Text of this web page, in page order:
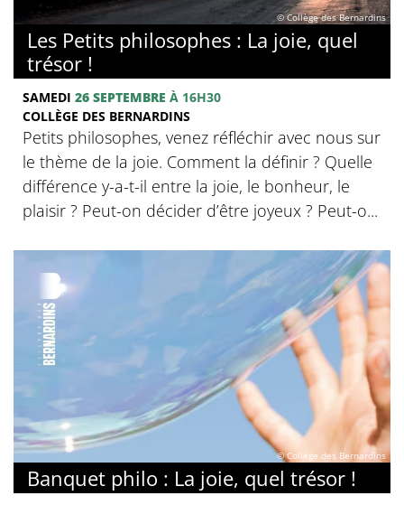
© Collège des Bernardins
Les Petits philosophes : La joie, quel
trésor !
SAMEDI 26 SEPTEMBRE À 16H30
COLLÈGE DES BERNARDINS
Petits philosophes, venez réfléchir avec nous sur
le thème de la joie. Comment la définir ? Quelle
différence y-a-t-il entre la joie, le bonheur, le
plaisir ? Peut-on décider d’être joyeux ? Peut-o...
© Collège des Bernardins
Banquet philo : La joie, quel trésor !